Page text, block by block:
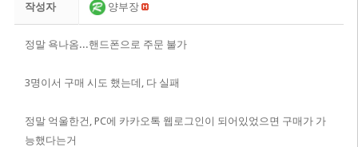
작성자 양부장
정말 욕나옴...핸드폰으로 주문 불가
3명이서 구매 시도 했는데, 다 실패
정말 억울한건, PC에 카카오톡 웹로그인이 되어있었으면 구매가 가
능했다는거